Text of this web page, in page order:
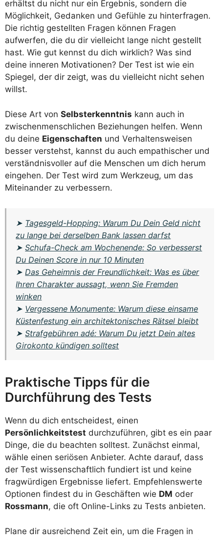
erhältst du nicht nur ein Ergebnis, sondern die
Möglichkeit, Gedanken und Gefühle zu hinterfragen.
Die richtig gestellten Fragen können Fragen
aufwerfen, die du dir vielleicht lange nicht gestellt
hast. Wie gut kennst du dich wirklich? Was sind
deine inneren Motivationen? Der Test ist wie ein
Spiegel, der dir zeigt, was du vielleicht nicht sehen
willst.
Diese Art von Selbsterkenntnis kann auch in
zwischenmenschlichen Beziehungen helfen. Wenn
du deine Eigenschaften und Verhaltensweisen
besser verstehst, kannst du auch empathischer und
verständnisvoller auf die Menschen um dich herum
eingehen. Der Test wird zum Werkzeug, um das
Miteinander zu verbessern.
➤ Tagesgeld-Hopping: Warum Du Dein Geld nicht
zu lange bei derselben Bank lassen darfst
➤Schufa-Check am Wochenende: So verbesserst
Du Deinen Score in nur 10 Minuten
➤ Das Geheimnis der Freundlichkeit: Was es über
Ihren Charakter aussagt, wenn Sie Fremden
winken
➤ Vergessene Monumente: Warum diese einsame
Küstenfestung ein architektonisches Rätsel bleibt
➤Strafgebühren adé: Warum Du jetzt Dein altes
Girokonto kündigen solltest
Praktische Tipps für die
Durchführung des Tests
Wenn du dich entscheidest, einen
Persönlichkeitstest durchzuführen, gibt es ein paar
Dinge, die du beachten solltest. Zunächst einmal,
wähle einen seriösen Anbieter. Achte darauf, dass
der Test wissenschaftlich fundiert ist und keine
fragwürdigen Ergebnisse liefert. Empfehlenswerte
Optionen findest du in Geschäften wie DM oder
Rossmann, die oft Online-Links zu Tests anbieten.
Plane dir ausreichend Zeit ein, um die Fragen in